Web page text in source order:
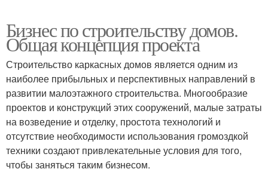
Бизнес по строительству домов.
Общая концепция проекта
Строительство каркасных домов является одним из
наиболее прибыльных и перспективных направлений в
развитии малоэтажного строительства. Многообразие
проектов и конструкций этих сооружений, малые затраты
на возведение и отделку, простота технологий и
отсутствие необходимости использования громоздкой
техники создают привлекательные условия для того,
чтобы заняться таким бизнесом.